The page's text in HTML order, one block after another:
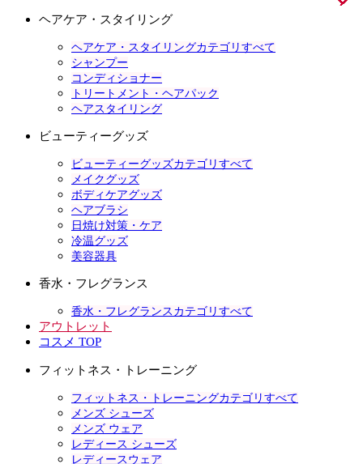
ヘアケア・スタイリング
ヘアケア・スタイリングカテゴリすべて
シャンプー
コンディショナー
トリートメント・ヘアパック
ヘアスタイリング
ビューティーグッズ
ビューティーグッズカテゴリすべて
メイクグッズ
ボディケアグッズ
ヘアブラシ
日焼け対策・ケア
冷温グッズ
美容器具
香水・フレグランス
香水・フレグランスカテゴリすべて
アウトレット
コスメ TOP
フィットネス・トレーニング
フィットネス・トレーニングカテゴリすべて
メンズ シューズ
メンズ ウェア
レディース シューズ
レディースウェア